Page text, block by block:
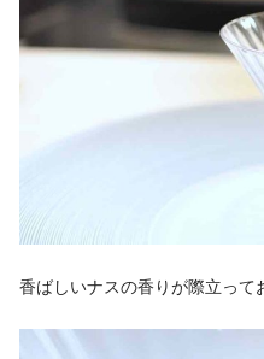
香ばしいナスの香りが際立って